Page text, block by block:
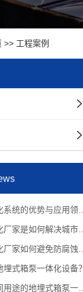
>> 工程案例
优势与应用领域是什么？
何解决城市污水处理难题的？
如何避免防腐蚀问题？
式箱泵一体化设备？
地埋式箱泵一体化设备？